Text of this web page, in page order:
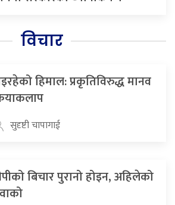
विचार
हिमाल: प्रकृतिविरुद्ध मानव
सुदृष्टी चापागाई
बिचार पुरानो होइन, अहिलेको